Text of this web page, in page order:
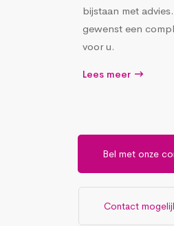
bijstaan met
gewenst een
voor u.
Lees meer
Bel met onze
Contact